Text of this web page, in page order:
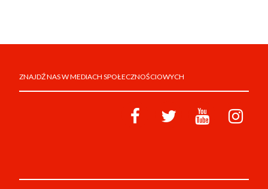
ZNAJDŹ NAS W MEDIACH SPOŁECZNOŚCIOWYCH